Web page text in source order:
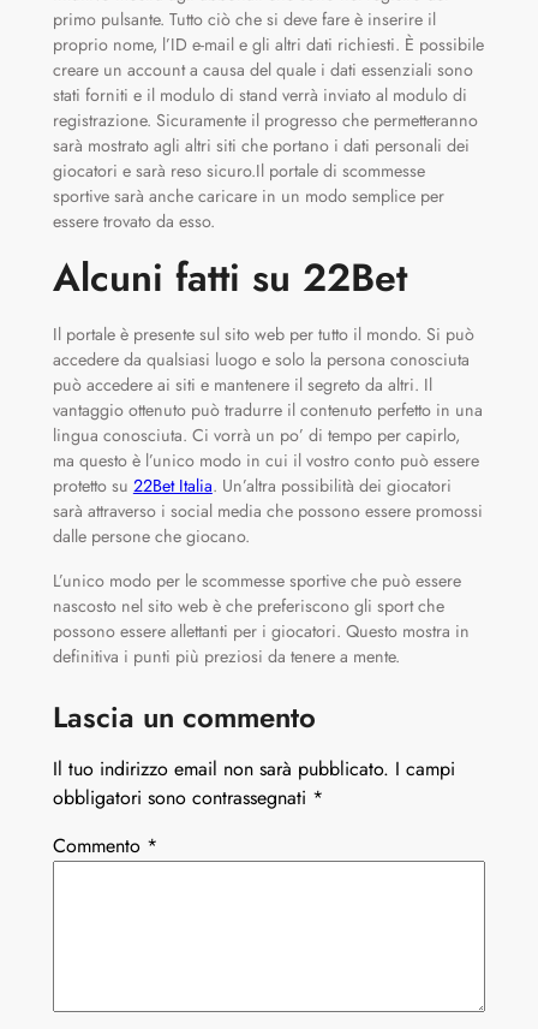
primo pulsante. Tutto ciò che si deve fare è inserire il
proprio nome, l’ID e-mail e gli altri dati richiesti. È possibile
creare un account a causa del quale i dati essenziali sono
stati forniti e il modulo di stand verrà inviato al modulo di
registrazione. Sicuramente il progresso che permetteranno
sarà mostrato agli altri siti che portano i dati personali dei
giocatori e sarà reso sicuro.Il portale di scommesse
sportive sarà anche caricare in un modo semplice per
essere trovato da esso.
Alcuni fatti su 22Bet
Il portale è presente sul sito web per tutto il mondo. Si può
accedere da qualsiasi luogo e solo la persona conosciuta
può accedere ai siti e mantenere il segreto da altri. Il
vantaggio ottenuto può tradurre il contenuto perfetto in una
lingua conosciuta. Ci vorrà un po’ di tempo per capirlo,
ma questo è l’unico modo in cui il vostro conto può essere
protetto su 22Bet Italia. Un’altra possibilità dei giocatori
sarà attraverso i social media che possono essere promossi
dalle persone che giocano.
L’unico modo per le scommesse sportive che può essere
nascosto nel sito web è che preferiscono gli sport che
possono essere allettanti per i giocatori. Questo mostra in
definitiva i punti più preziosi da tenere a mente.
Lascia un commento
Il tuo indirizzo email non sarà pubblicato. I campi
obbligatori sono contrassegnati *
Commento *